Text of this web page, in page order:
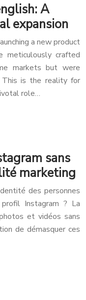
A
expansion
a new product
meticulously crafted
markets but were
This is the reality for
role…
sans
marketing
des personnes
Instagram ? La
et vidéos sans
de démasquer ces